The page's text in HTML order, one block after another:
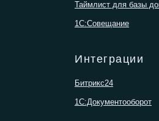
Битрикс24
1С:Документооборот
Интеграции
1С:Совещание
Таймлист для базы